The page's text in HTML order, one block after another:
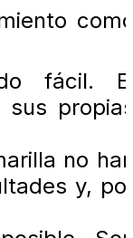
fácil.
sus
no
y,